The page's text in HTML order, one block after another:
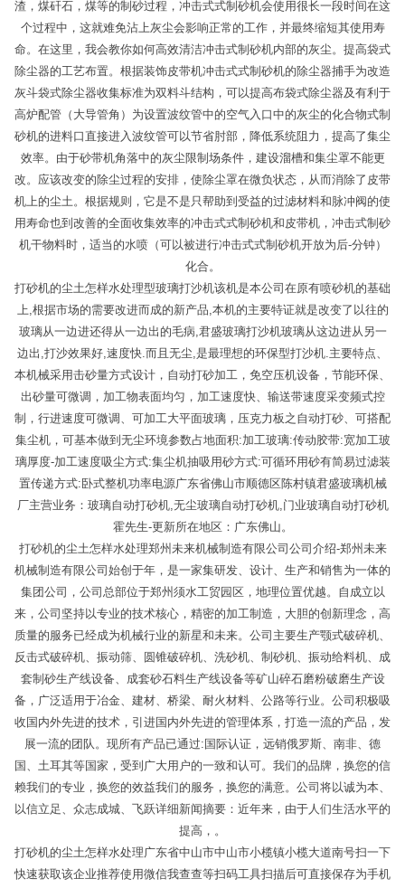
渣，煤矸石，煤等的制砂过程，冲击式式制砂机会使用很长一段时间在这
个过程中，这就难免沾上灰尘会影响正常的工作，并最终缩短其使用寿
命。在这里，我会教你如何高效清洁冲击式制砂机内部的灰尘。提高袋式
除尘器的工艺布置。根据装饰皮带机冲击式式制砂机的除尘器捕手为改造
灰斗袋式除尘器收集标准为双料斗结构，可以提高布袋式除尘器及有利于
高炉配管（大导管角）为设置波纹管中的空气入口中的灰尘的化合物式制
砂机的进料口直接进入波纹管可以节省肘部，降低系统阻力，提高了集尘
效率。由于砂带机角落中的灰尘限制场条件，建设溜槽和集尘罩不能更
改。应该改变的除尘过程的安排，使除尘罩在微负状态，从而消除了皮带
机上的尘土。根据规则，它是不是只帮助到受益的过滤材料和脉冲阀的使
用寿命也到改善的全面收集效率的冲击式式制砂机和皮带机，冲击式制砂
机干物料时，适当的水喷（可以被进行冲击式式制砂机开放为后-分钟）
化合。
打砂机的尘土怎样水处理型玻璃打沙机该机是本公司在原有喷砂机的基础
上,根据市场的需要改进而成的新产品,本机的主要特证就是改变了以往的
玻璃从一边进还得从一边出的毛病,君盛玻璃打沙机玻璃从这边进从另一
边出,打沙效果好,速度快.而且无尘,是最理想的环保型打沙机.主要特点、
本机械采用击砂量方式设计，自动打砂加工，免空压机设备，节能环保、
出砂量可微调，加工物表面均匀，加工速度快、输送带速度采变频式控
制，行进速度可微调、可加工大平面玻璃，压克力板之自动打砂、可搭配
集尘机，可基本做到无尘环境参数占地面积:加工玻璃:传动胶带:宽加工玻
璃厚度-加工速度吸尘方式:集尘机抽吸用砂方式:可循环用砂有简易过滤装
置传递方式:卧式整机功率电源广东省佛山市顺德区陈村镇君盛玻璃机械
厂主营业务：玻璃自动打砂机,无尘玻璃自动打砂机,门业玻璃自动打砂机
霍先生-更新所在地区：广东佛山。
打砂机的尘土怎样水处理郑州未来机械制造有限公司公司介绍-郑州未来
机械制造有限公司始创于年，是一家集研发、设计、生产和销售为一体的
集团公司，公司总部位于郑州须水工贸园区，地理位置优越。自成立以
来，公司坚持以专业的技术核心，精密的加工制造，大胆的创新理念，高
质量的服务已经成为机械行业的新星和未来。公司主要生产颚式破碎机、
反击式破碎机、振动筛、圆锥破碎机、洗砂机、制砂机、振动给料机、成
套制砂生产线设备、成套砂石料生产线设备等矿山碎石磨粉破磨生产设
备，广泛适用于冶金、建材、桥梁、耐火材料、公路等行业。公司积极吸
收国内外先进的技术，引进国内外先进的管理体系，打造一流的产品，发
展一流的团队。现所有产品已通过:国际认证，远销俄罗斯、南非、德
国、土耳其等国家，受到广大用户的一致和认可。我们的品牌，换您的信
赖我们的专业，换您的效益我们的服务，换您的满意。公司将以诚为本、
以信立足、众志成城、飞跃详细新闻摘要：近年来，由于人们生活水平的
提高，。
打砂机的尘土怎样水处理广东省中山市中山市小榄镇小榄大道南号扫一下
快速获取该企业推荐使用微信我查查等扫码工具扫描后可直接保存为手机